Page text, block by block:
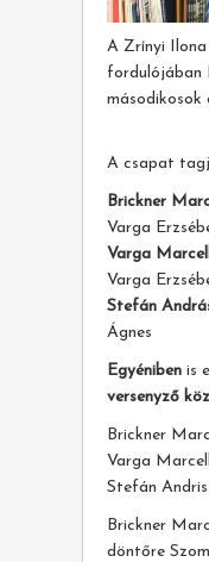
A Zrínyi Ilona
fordulójában
másodikosok
A csapat
Brickner
Varga
Varga
Varga
Stefán
Ágnes
Egyéniben is
versenyző
Brickner
Varga Marcell
Stefán Andris
Brickner
döntőre